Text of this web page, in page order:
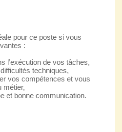
pour ce poste si vous
:
l’exécution de vos tâches,
techniques,
vos compétences et vous
métier,
et bonne communication.